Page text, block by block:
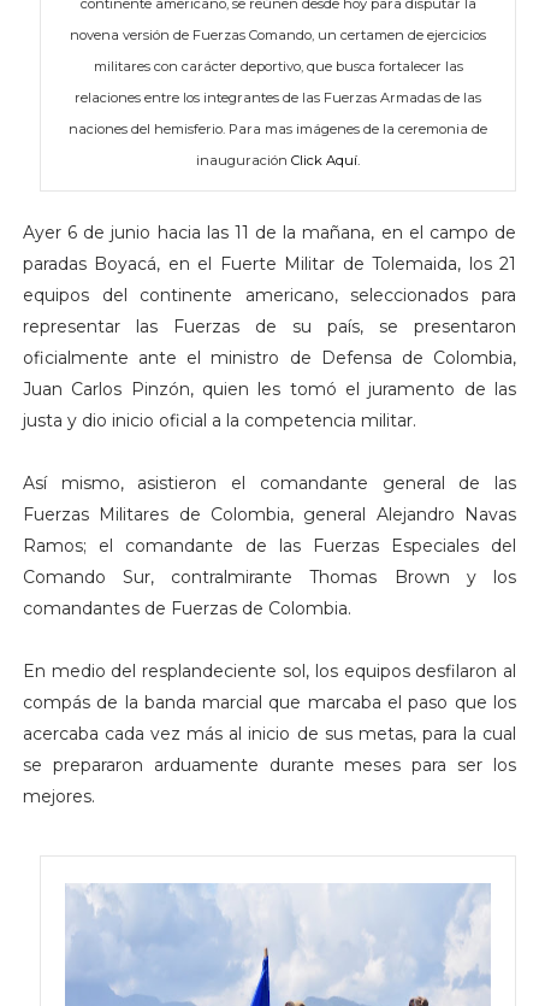
continente americano, se reúnen desde hoy para disputar la
novena versión de Fuerzas Comando, un certamen de ejercicios
militares con carácter deportivo, que busca fortalecer las
relaciones entre los integrantes de las Fuerzas Armadas de las
naciones del hemisferio. Para mas imágenes de la ceremonia de
inauguraciónClick Aquí.
Ayer 6 de junio hacia las 11 de la mañana, en el campo de
paradas Boyacá, en el Fuerte Militar de Tolemaida, los 21
equipos del continente americano, seleccionados para
representar las Fuerzas de su país, se presentaron
oficialmente ante el ministro de Defensa de Colombia,
Juan Carlos Pinzón, quien les tomó el juramento de las
justa y dio inicio oficial a la competencia militar.
Así mismo, asistieron el comandante general de las
Fuerzas Militares de Colombia, general Alejandro Navas
Ramos; el comandante de las Fuerzas Especiales del
Comando Sur, contralmirante Thomas Brown y los
comandantes de Fuerzas de Colombia.
En medio del resplandeciente sol, los equipos desfilaron al
compás de la banda marcial que marcaba el paso que los
acercaba cada vez más al inicio de sus metas, para la cual
se prepararon arduamente durante meses para ser los
mejores.